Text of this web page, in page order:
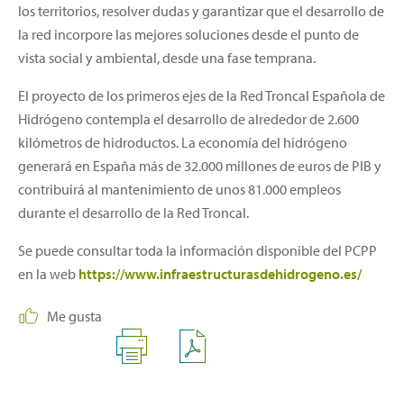
los territorios, resolver dudas y garantizar que el desarrollo de
la red incorpore las mejores soluciones desde el punto de
vista social y ambiental, desde una fase temprana.
El proyecto de los primeros ejes de la Red Troncal Española de
Hidrógeno contempla el desarrollo de alrededor de 2.600
kilómetros de hidroductos. La economía del hidrógeno
generará en España más de 32.000 millones de euros de PIB y
contribuirá al mantenimiento de unos 81.000 empleos
durante el desarrollo de la Red Troncal.
Se puede consultar toda la información disponible del PCPP
en la web https://www.infraestructurasdehidrogeno.es/
Me gusta